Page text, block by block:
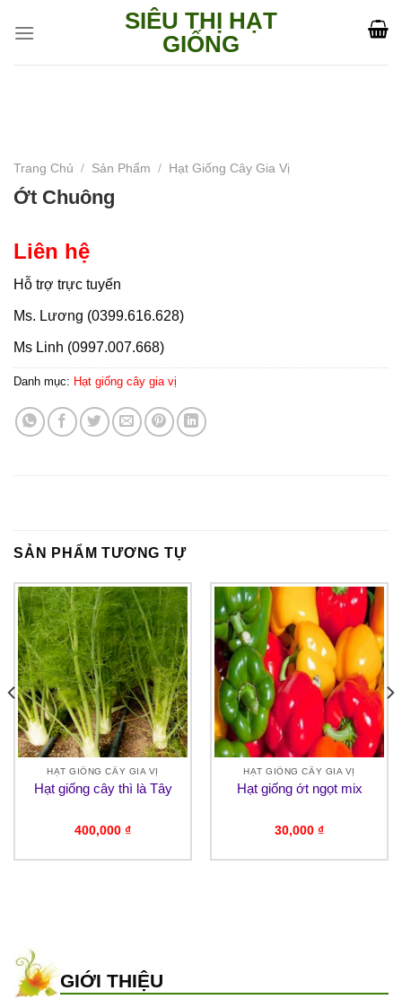
SIÊU THỊ HẠT
GIỐNG
Trang Chủ / Sản Phẩm / Hạt Giống Cây Gia Vị
Ớt Chuông
Liên hệ
Hỗ trợ trực tuyến
Ms. Lương (0399.616.628)
Ms Linh (0997.007.668)
Danh mục: Hạt giống cây gia vị
SẢN PHẨM TƯƠNG TỰ
HẠT GIỐNG CÂY GIA VỊ
Hạt giống cây thì là Tây
400,000 ₫
HẠT GIỐNG CÂY GIA VỊ
Hạt giống ớt ngọt mix
30,000 ₫
GIỚI THIỆU